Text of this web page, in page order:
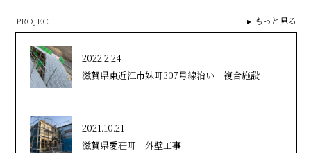
PROJECT
2022.2.24
滋賀県東近江市妹町307号線沿い 複合施設
2021.10.21
滋賀県愛荘町 外壁工事
もっと見る